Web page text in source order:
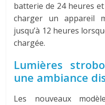
batterie de 24 heures
charger un appareil
jusqu’à 12 heures
chargée.
Lumières
une ambiance
Les nouveaux